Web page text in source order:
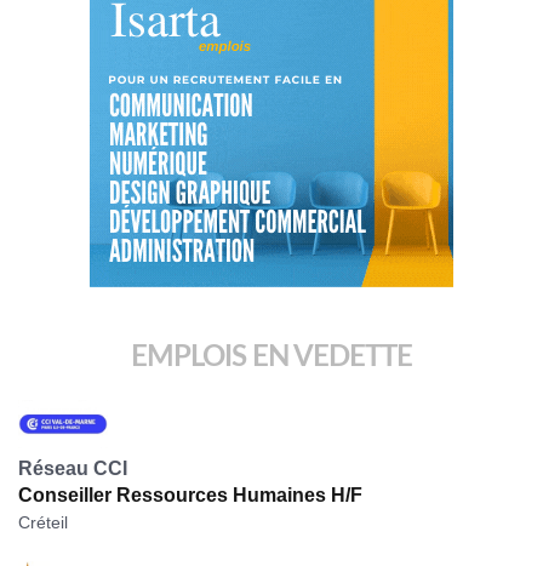
EMPLOIS EN VEDETTE
Réseau CCI
Conseiller Ressources Humaines H/F
Créteil